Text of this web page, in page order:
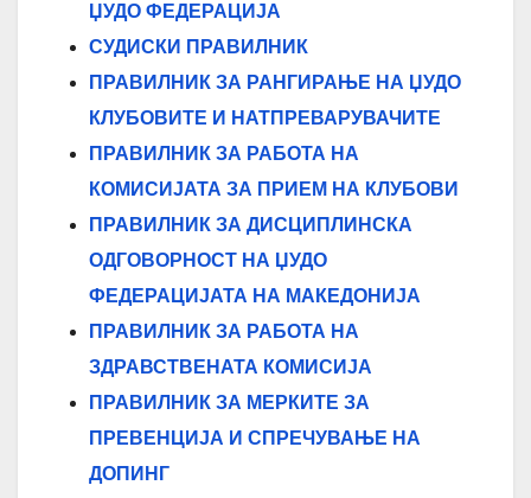
ЏУДО ФЕДЕРАЦИЈА
СУДИСКИ ПРАВИЛНИК
ПРАВИЛНИК ЗА РАНГИРАЊЕ НА ЏУДО
КЛУБОВИТЕ И НАТПРЕВАРУВАЧИТЕ
ПРАВИЛНИК ЗА РАБОТА НА
КОМИСИЈАТА ЗА ПРИЕМ НА КЛУБОВИ
ПРАВИЛНИК ЗА ДИСЦИПЛИНСКА
ОДГОВОРНОСТ НА ЏУДО
ФЕДЕРАЦИЈАТА НА МАКЕДОНИЈА
ПРАВИЛНИК ЗА РАБОТА НА
ЗДРАВСТВЕНАТА КОМИСИЈА
ПРАВИЛНИК ЗА МЕРКИТЕ ЗА
ПРЕВЕНЦИЈА И СПРЕЧУВАЊЕ НА
ДОПИНГ